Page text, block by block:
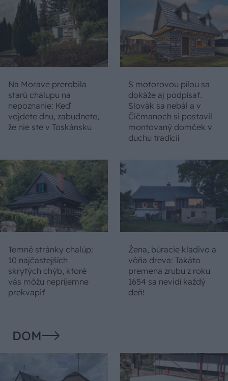
Na Morave prerobila
starú chalupu na
nepoznanie: Keď
vojdete dnu, zabudnete,
že nie ste v Toskánsku
S motorovou pílou sa
dokáže aj podpísať.
Slovák sa nebál a v
Čičmanoch si postavil
montovaný domček v
duchu tradícií
Temné stránky chalúp:
10 najčastejších
skrytých chýb, ktoré
vás môžu nepríjemne
prekvapiť
Žena, búracie kladivo a
vôňa dreva: Takáto
premena zrubu z roku
1654 sa nevidí každý
deň!
DOM